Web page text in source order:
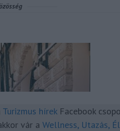
Turizmus hírekFacebook
vár a Wellness, Utazás,